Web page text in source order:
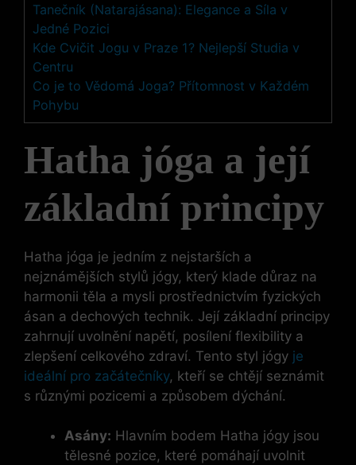
Tanečník (Natarajásana): Elegance a Síla v
Jedné Pozici
Kde Cvičit Jogu v Praze 1? Nejlepší Studia v
Centru
Co je to Vědomá Joga? Přítomnost v Každém
Pohybu
Hatha jóga a její
základní principy
Hatha jóga je jedním z nejstarších a
nejznámějších stylů jógy, který klade důraz na
harmonii těla a mysli prostřednictvím fyzických
ásan a dechových technik. Její základní principy
zahrnují uvolnění napětí, posílení flexibility a
zlepšení celkového zdraví. Tento styl jógy je
ideální pro začátečníky, kteří se chtějí seznámit
s různými pozicemi a způsobem dýchání.
Asány: Hlavním bodem Hatha jógy jsou
tělesné pozice, které pomáhají uvolnit